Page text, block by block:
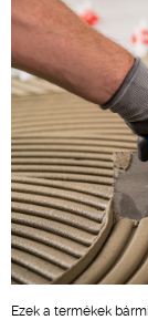
Ezek a termékek